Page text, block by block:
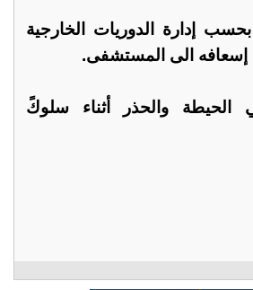
إدارة الدوريات الخارجية
إسعافه الى المستشفى.
والحذر أثناء سلوكً